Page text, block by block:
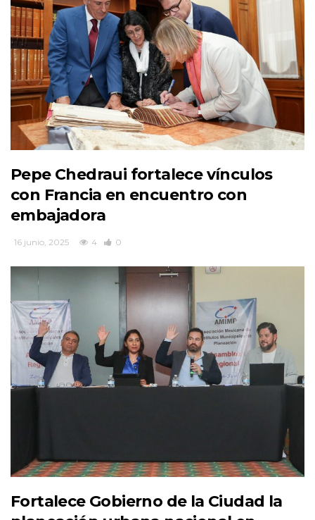
Pepe Chedraui fortalece vínculos
con Francia en encuentro con
embajadora
16 junio, 2025 4 0
Fortalece Gobierno de la Ciudad la